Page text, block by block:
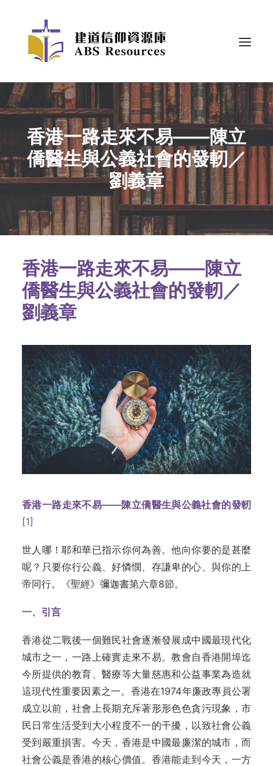
香港一路走來不易——陳立
僑醫生與公義社會的發軔／
劉義章
香港一路走來不易——陳立
僑醫生與公義社會的發軔／
劉義章
香港一路走來不易——陳立僑醫生與公義社會的發軔
[1]
世人哪！耶和華已指示你何為善。他向你要的是甚麼
呢？只要你行公義、好憐憫、存謙卑的心、與你的上
帝同行。《聖經》彌迦書第六章8節。
一、引言
香港從二戰後一個難民社會逐漸發展成中國最現代化
城市之一，一路上確實走來不易。教會自香港開埠迄
今所提供的教育、醫療等大量慈惠和公益事業為造就
這現代性重要因素之一。香港在1974年廉政專員公署
成立以前，社會上長期充斥著形形色色貪污現象，市
民日常生活受到大小程度不一的干擾，以致社會公義
受到嚴重損害。今天，香港是中國最廉潔的城市，而
社會公義是香港的核心價值。香港能走到今天，一方